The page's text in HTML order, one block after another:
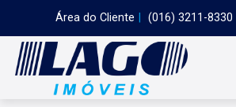
Área do Cliente (016) 3211-8330